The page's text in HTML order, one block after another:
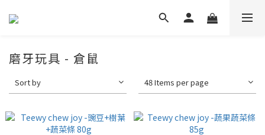
磨牙玩具 - 倉鼠
Sort by 48 Items per page